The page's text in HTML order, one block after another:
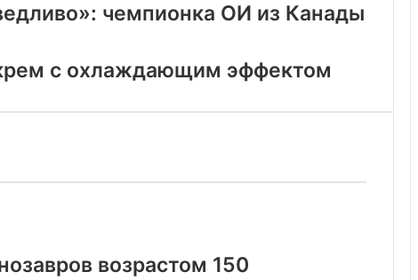
чемпионка ОИ из Канады
с охлаждающим эффектом
возрастом 150